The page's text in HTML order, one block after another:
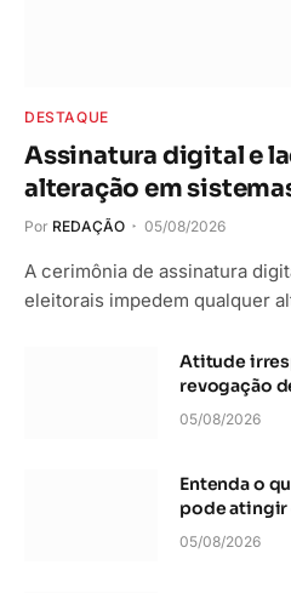
DESTAQUE
Assinatura digital e
alteração em
Por REDAÇÃO 05/08/2026
A cerimônia de assinatura
eleitorais impedem qualquer
Atitude
revogação
05/08/2026
Entenda o
pode atingir
05/08/2026